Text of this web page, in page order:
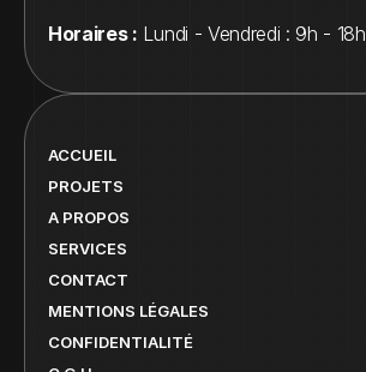
Horaires : Lundi - Vendredi : 9h - 18h
ACCUEIL
PROJETS
A PROPOS
SERVICES
CONTACT
MENTIONS LÉGALES
CONFIDENTIALITÉ